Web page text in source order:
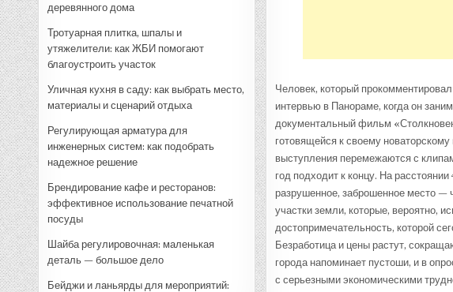
деревянного дома
Тротуарная плитка, шпалы и
утяжелители: как ЖБИ помогают
благоустроить участок
Уличная кухня в саду: как выбрать место,
материалы и сценарий отдыха
Регулирующая арматура для
инженерных систем: как подобрать
надежное решение
Брендирование кафе и ресторанов:
эффективное использование печатной
посуды
Шайба регулировочная: маленькая
деталь — большое дело
Бейджи и ланьярды для мероприятий:
Человек, который
интервью в Панораме, когда он
документальный фильм
готовящейся к своему
выступления перемежаются с
год подходит к концу. На
разрушенное, заброшенное место —
участки земли, которые, вероятно,
достопримечательность, которой
Безработица и цены растут,
города напоминает пустоши, и в
с серьезными экономическими